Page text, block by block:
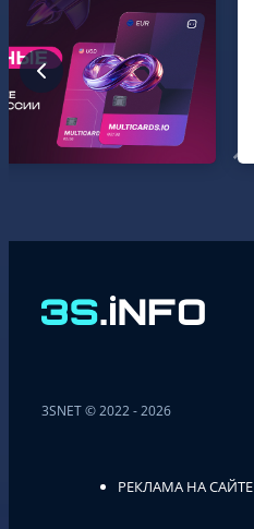
3SNET © 2022 - 2026
РЕКЛАМА НА САЙТЕ